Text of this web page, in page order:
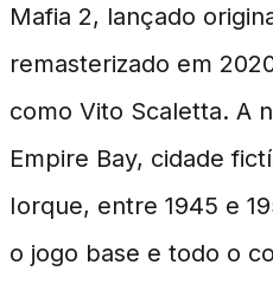
Mafia 2, lançado
remasterizado em
como Vito Scaletta. A
Empire Bay, cidade
Iorque, entre 1945 e
o jogo base e todo o